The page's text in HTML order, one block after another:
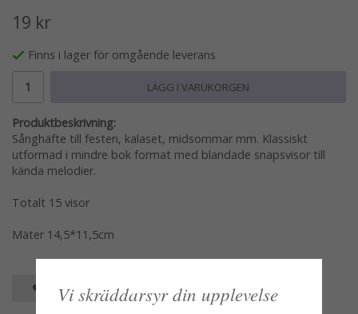
19 kr
Finns i lager för omgående leverans
LÄGG I VARUKORGEN
Produktbeskrivning:
Sånghäfte till festen, kalaset, midsommar mm. Klassiskt
utformad i mindre bok format med blandade snapsvisor till
kända melodier.
Totalt 15 visor
Mäter 14,5*11,5cm
SPARA SOM FAVORIT
Vi skräddarsyr din upplevelse